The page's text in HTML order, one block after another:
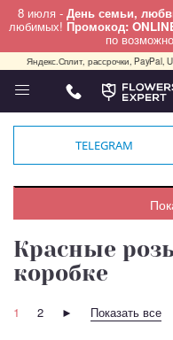
8 июля - День семьи,
любимых! Промокод:
по
рассрочки, PayPal, USDT,
Телефон
+7 (495) 982-55-05
Москва,
работаем
TELEGRAM
Красные
коробке
1 2 ► Показать все